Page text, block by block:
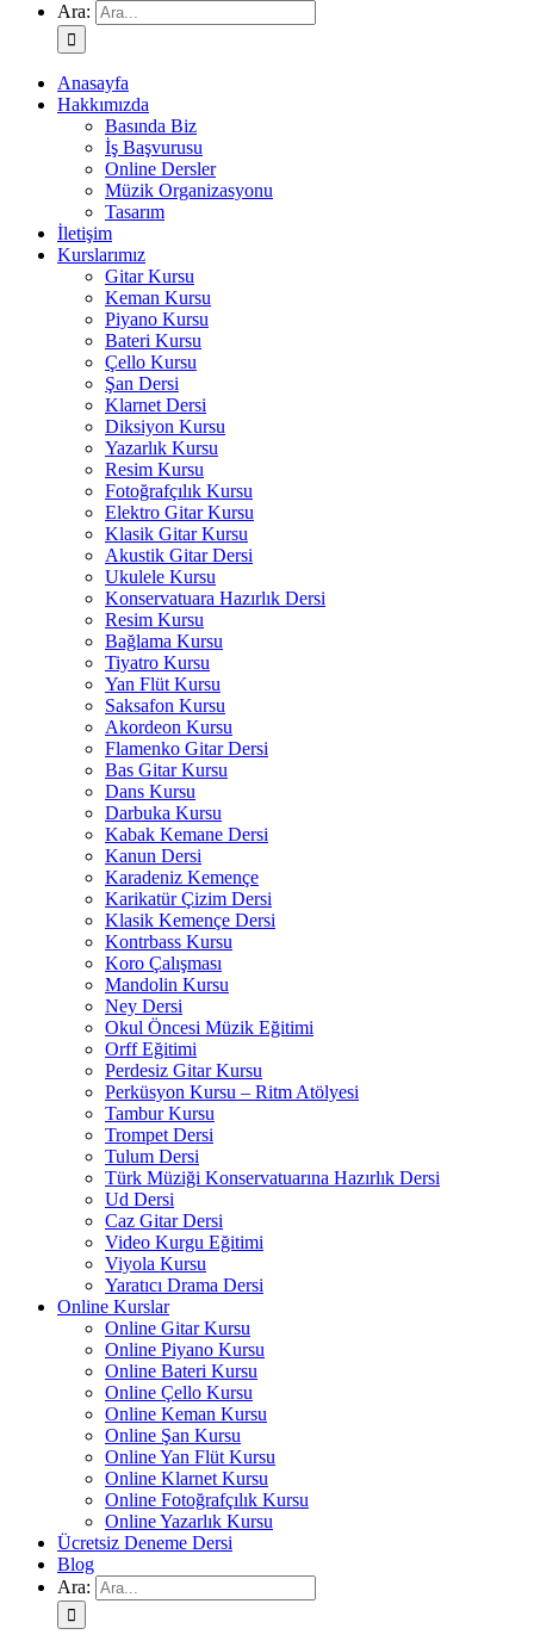
Ara:
Anasayfa
Hakkımızda
Basında Biz
İş Başvurusu
Online Dersler
Müzik Organizasyonu
Tasarım
İletişim
Kurslarımız
Gitar Kursu
Keman Kursu
Piyano Kursu
Bateri Kursu
Çello Kursu
Şan Dersi
Klarnet Dersi
Diksiyon Kursu
Yazarlık Kursu
Resim Kursu
Fotoğrafçılık Kursu
Elektro Gitar Kursu
Klasik Gitar Kursu
Akustik Gitar Dersi
Ukulele Kursu
Konservatuara Hazırlık Dersi
Resim Kursu
Bağlama Kursu
Tiyatro Kursu
Yan Flüt Kursu
Saksafon Kursu
Akordeon Kursu
Flamenko Gitar Dersi
Bas Gitar Kursu
Dans Kursu
Darbuka Kursu
Kabak Kemane Dersi
Kanun Dersi
Karadeniz Kemençe
Karikatür Çizim Dersi
Klasik Kemençe Dersi
Kontrbass Kursu
Koro Çalışması
Mandolin Kursu
Ney Dersi
Okul Öncesi Müzik Eğitimi
Orff Eğitimi
Perdesiz Gitar Kursu
Perküsyon Kursu – Ritm Atölyesi
Tambur Kursu
Trompet Dersi
Tulum Dersi
Türk Müziği Konservatuarına Hazırlık Dersi
Ud Dersi
Caz Gitar Dersi
Video Kurgu Eğitimi
Viyola Kursu
Yaratıcı Drama Dersi
Online Kurslar
Online Gitar Kursu
Online Piyano Kursu
Online Bateri Kursu
Online Çello Kursu
Online Keman Kursu
Online Şan Kursu
Online Yan Flüt Kursu
Online Klarnet Kursu
Online Fotoğrafçılık Kursu
Online Yazarlık Kursu
Ücretsiz Deneme Dersi
Blog
Ara: